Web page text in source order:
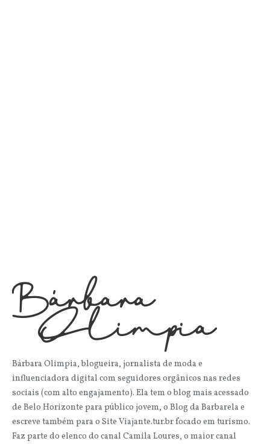
Bárbara Olimpia, blogueira, jornalista de moda e
influenciadora digital com seguidores orgânicos nas redes
sociais (com alto engajamento). Ela tem o blog mais acessado
de Belo Horizonte para público jovem, o Blog da Barbarela e
escreve também para o Site Viajante.tur.br focado em turismo.
Faz parte do elenco do canal Camila Loures, o maior canal